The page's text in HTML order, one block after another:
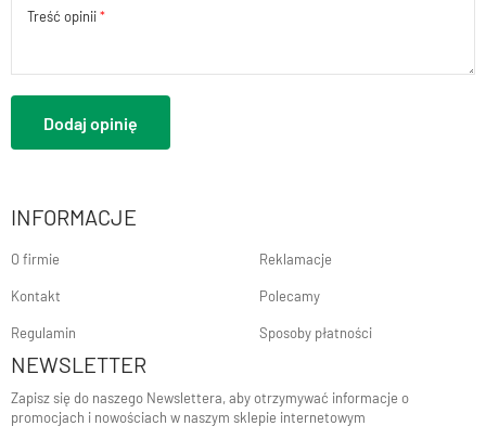
Treść opinii
Dodaj opinię
INFORMACJE
O firmie
Kontakt
Regulamin
Reklamacje
Polecamy
Sposoby płatności
NEWSLETTER
Zapisz się do naszego Newslettera, aby otrzymywać informacje o
promocjach i nowościach w naszym sklepie internetowym